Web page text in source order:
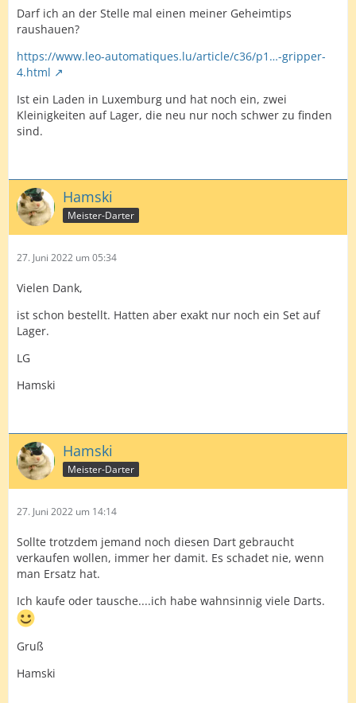
Darf ich an der Stelle mal einen meiner Geheimtips
raushauen?
https://www.leo-automatiques.lu/article/c36/p1…-gripper-
4.html
Ist ein Laden in Luxemburg und hat noch ein, zwei
Kleinigkeiten auf Lager, die neu nur noch schwer zu finden
sind.
Hamski
Meister-Darter
27. Juni 2022 um 05:34
Vielen Dank,
ist schon bestellt. Hatten aber exakt nur noch ein Set auf
Lager.
LG
Hamski
Hamski
Meister-Darter
27. Juni 2022 um 14:14
Sollte trotzdem jemand noch diesen Dart gebraucht
verkaufen wollen, immer her damit. Es schadet nie, wenn
man Ersatz hat.
Ich kaufe oder tausche....ich habe wahnsinnig viele Darts.
Gruß
Hamski